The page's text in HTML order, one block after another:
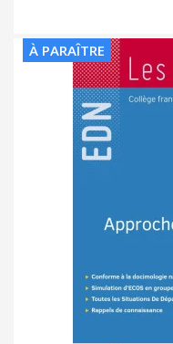
À PARAÎTRE